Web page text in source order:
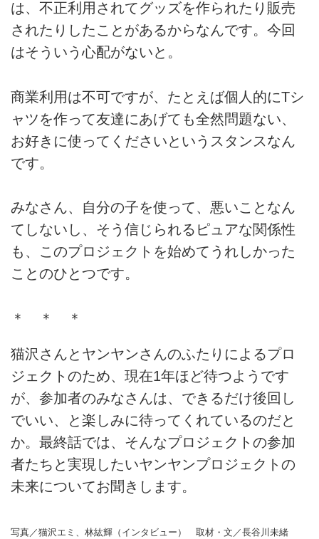
は、不正利用されてグッズを作られたり販売
されたりしたことがあるからなんです。今回
はそういう心配がないと。
商業利用は不可ですが、たとえば個人的にTシ
ャツを作って友達にあげても全然問題ない、
お好きに使ってくださいというスタンスなん
です。
みなさん、自分の子を使って、悪いことなん
てしないし、そう信じられるピュアな関係性
も、このプロジェクトを始めてうれしかった
ことのひとつです。
＊ ＊ ＊
猫沢さんとヤンヤンさんのふたりによるプロ
ジェクトのため、現在1年ほど待つようです
が、参加者のみなさんは、できるだけ後回し
でいい、と楽しみに待ってくれているのだと
か。最終話では、そんなプロジェクトの参加
者たちと実現したいヤンヤンプロジェクトの
未来についてお聞きします。
写真／猫沢エミ、林紘輝（インタビュー） 取材・文／長谷川未緒